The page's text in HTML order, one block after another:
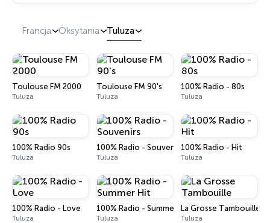
Francja Oksytania Tuluza
Toulouse FM 2000
Tuluza
Toulouse FM 90's
Tuluza
100% Radio - 80s
Tuluza
100% Radio 90s
Tuluza
100% Radio - Souvenirs
Tuluza
100% Radio - Hit
Tuluza
100% Radio - Love
Tuluza
100% Radio - Summer Hit
Tuluza
La Grosse Tambouille
Tuluza